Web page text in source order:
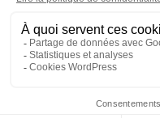
Betterway SAS au capital de
RCS Paris B 879 207 348 est
services de paiement de